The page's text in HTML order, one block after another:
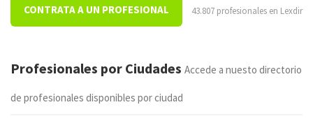
CONTRATA A UN PROFESIONAL 43.807 profesionales en Lexdir
Profesionales por Ciudades Accede a nuesto directorio
de profesionales disponibles por ciudad